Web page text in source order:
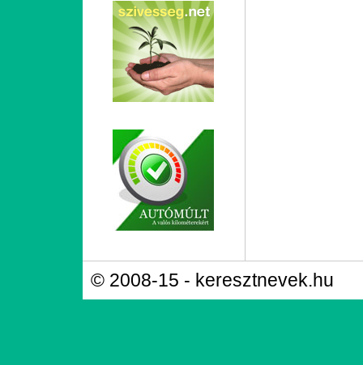
© 2008-15 - keresztnevek.hu